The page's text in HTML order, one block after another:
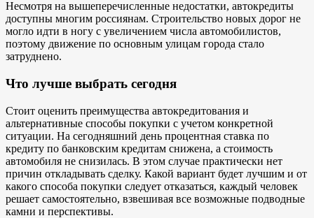
Несмотря на вышеперечисленные недостатки, автокредиты
доступны многим россиянам. Строительство новых дорог не
могло идти в ногу с увеличением числа автомобилистов,
поэтому движение по основным улицам города стало
затруднено.
Что лучше выбрать сегодня
Стоит оценить преимущества автокредитования и
альтернативные способы покупки с учетом конкретной
ситуации. На сегодняшний день процентная ставка по
кредиту по банковским кредитам снижена, а стоимость
автомобиля не снизилась. В этом случае практически нет
причин откладывать сделку. Какой вариант будет лучшим и от
какого способа покупки следует отказаться, каждый человек
решает самостоятельно, взвешивая все возможные подводные
камни и перспективы.